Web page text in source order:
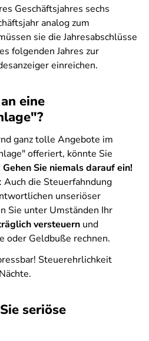
Geschäftsjahres sechs
analog zum
sie die Jahresabschlüsse
folgenden Jahres zur
einreichen.
eine
ganz tolle Angebote im
offeriert, könnte Sie
Gehen Sie niemals darauf ein!
Auch die Steuerfahndung
unseriöser
Sie unter Umständen Ihr
versteuern und
oder Geldbuße rechnen.
Steuerehrlichkeit
seriöse